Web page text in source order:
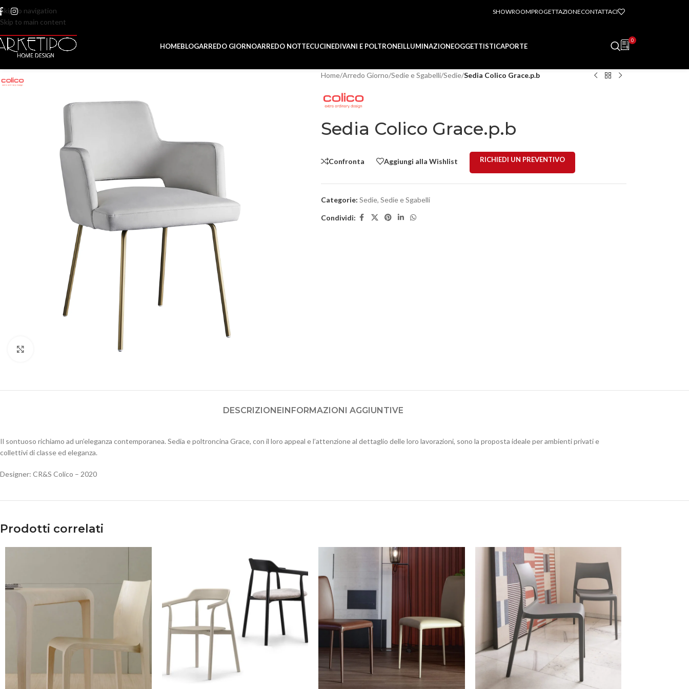
Skip to navigation
Skip to main content
SHOWROOMPROGETTAZIONECONTATTACI
HOMEBLOGARREDO GIORNOARREDO NOTTECUCINEDIVANI E POLTRONEILLUMINAZIONEOGGETTISTICAPORTE
0
Home/Arredo Giorno/Sedie e Sgabelli/Sedie/Sedia Colico Grace.p.b
Sedia Colico Grace.p.b
Confronta Aggiungi alla Wishlist RICHIEDI UN PREVENTIVO
Categorie: Sedie, Sedie e Sgabelli
Condividi:
DESCRIZIONEINFORMAZIONI AGGIUNTIVE
Il sontuoso richiamo ad un’eleganza contemporanea. Sedia e poltroncina Grace, con il loro appeal e l’attenzione al dettaglio delle loro lavorazioni, sono la proposta ideale per ambienti privati e
collettivi di classe ed eleganza.
Designer: CR&S Colico – 2020
Prodotti correlati